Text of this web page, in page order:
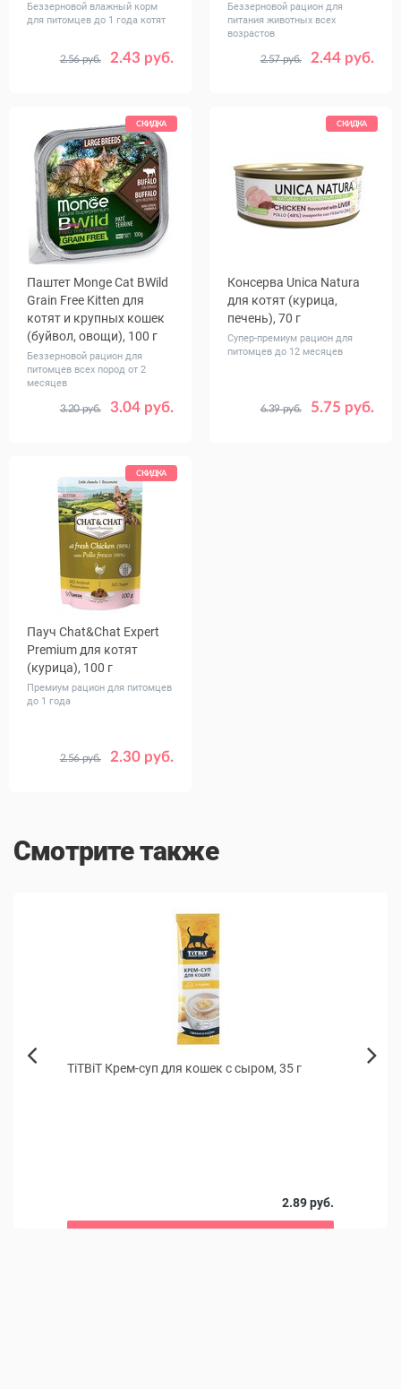
Беззерновой влажный корм
для питомцев до 1 года котят
2.43 руб.
2.56 руб.
Количество
1 28
Беззерновой рацион для
питания животных всех
возрастов
2.44 руб.
2.57 руб.
Количество
1 28
СКИДКА
Паштет Monge Cat BWild
Grain Free Kitten для
котят и крупных кошек
(буйвол, овощи), 100 г
Беззерновой рацион для
питомцев всех пород от 2
месяцев
3.04 руб.
3.20 руб.
Количество
1 32
СКИДКА
Консерва Unica Natura
для котят (курица,
печень), 70 г
Супер-премиум рацион для
питомцев до 12 месяцев
5.75 руб.
6.39 руб.
Количество
1 12
СКИДКА
Пауч Chat&Chat Expert
Premium для котят
(курица), 100 г
Премиум рацион для питомцев
до 1 года
2.30 руб.
2.56 руб.
Количество
1 24
Смотрите также
TiTBiT Крем-суп для кошек с сыром, 35 г
2.89 руб.